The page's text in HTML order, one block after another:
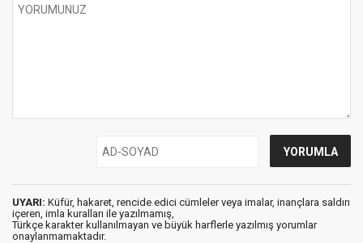
UYARI: Küfür, hakaret, rencide edici cümleler veya imalar, inançlara saldırı
içeren, imla kuralları ile yazılmamış,
Türkçe karakter kullanılmayan ve büyük harflerle yazılmış yorumlar
onaylanmamaktadır.